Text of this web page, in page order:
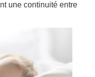
une continuité entre